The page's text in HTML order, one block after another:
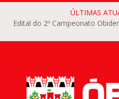
ÚLTIMAS
Edital do 2º Campeonato